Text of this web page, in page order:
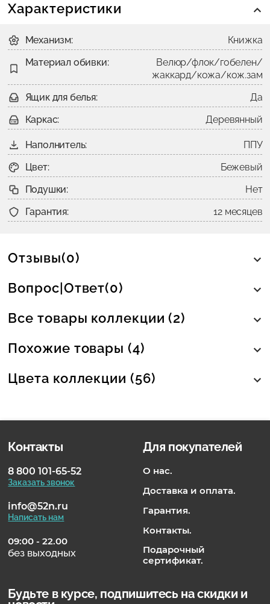
Характеристики
Механизм:
Книжка
Материал обивки:
Велюр/флок/гобелен/
жаккард/кожа/кож.зам
Ящик для белья:
Да
Каркас:
Деревянный
Наполнитель:
ППУ
Цвет:
Бежевый
Подушки:
Нет
Гарантия:
12 месяцев
Отзывы(0)
Вопрос|Ответ(0)
Все товары коллекции (2)
Похожие товары (4)
Цвета коллекции (56)
Контакты
8 800 101-65-52
Заказать звонок
info@52n.ru
Написать нам
09:00 - 22.00
без выходных
Для покупателей
О нас.
Доставка и оплата.
Гарантия.
Контакты.
Подарочный
сертификат.
Будьте в курсе, подпишитесь на скидки и